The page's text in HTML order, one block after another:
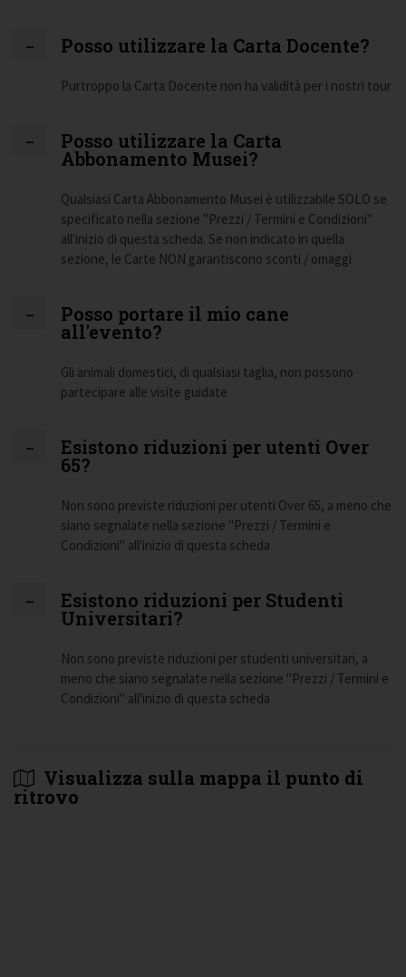
Posso utilizzare la Carta Docente?
Purtroppo la Carta Docente non ha validità per i nostri tour
Posso utilizzare la Carta
Abbonamento Musei?
Qualsiasi Carta Abbonamento Musei è utilizzabile SOLO se
specificato nella sezione "Prezzi / Termini e Condizioni"
all'inizio di questa scheda. Se non indicato in quella
sezione, le Carte NON garantiscono sconti / omaggi
Posso portare il mio cane
all'evento?
Gli animali domestici, di qualsiasi taglia, non possono
partecipare alle visite guidate
Esistono riduzioni per utenti Over
65?
Non sono previste riduzioni per utenti Over 65, a meno che
siano segnalate nella sezione "Prezzi / Termini e
Condizioni" all'inizio di questa scheda
Esistono riduzioni per Studenti
Universitari?
Non sono previste riduzioni per studenti universitari, a
meno che siano segnalate nella sezione "Prezzi / Termini e
Condizioni" all'inizio di questa scheda
Visualizza sulla mappa il punto di
ritrovo